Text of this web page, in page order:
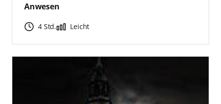
Anwesen
4 Std. Leicht